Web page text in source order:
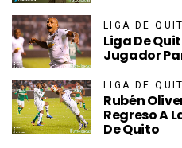
LIGA DE
Liga De
Jugador
LIGA DE
Rubén
Regreso A
De Quito